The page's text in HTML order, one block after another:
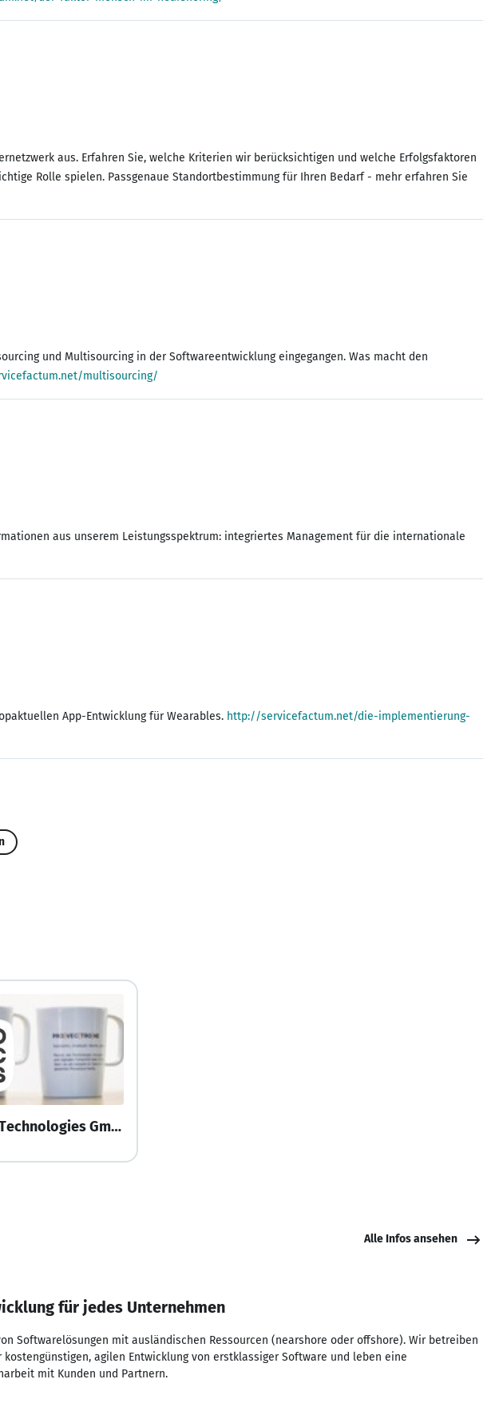
aus. Erfahren Sie, welche Kriterien wir berücksichtigen und welche Erfolgsfaktoren
Rolle spielen. Passgenaue Standortbestimmung für Ihren Bedarf - mehr erfahren Sie
und Multisourcing in der Softwareentwicklung eingegangen. Was macht den
multisourcing/
aus unserem Leistungsspektrum: integriertes Management für die internationale
App-Entwicklung für Wearables. http://servicefactum.net/die-implementierung-
Provectus Technologies GmbH
Alle Infos ansehen
für jedes Unternehmen
Softwarelösungen mit ausländischen Ressourcen (nearshore oder offshore). Wir betreiben
agilen Entwicklung von erstklassiger Software und leben eine
mit Kunden und Partnern.